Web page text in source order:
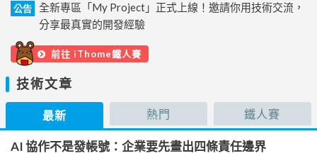
公告
全新專區「My Project」正式上線！邀請你用技術交流，
分享最真實的開發經驗
前往 iThome鐵人賽
技術文章
最新 熱門 鐵人賽
AI 協作不是發帳號：企業要先畫出四條責任邊界